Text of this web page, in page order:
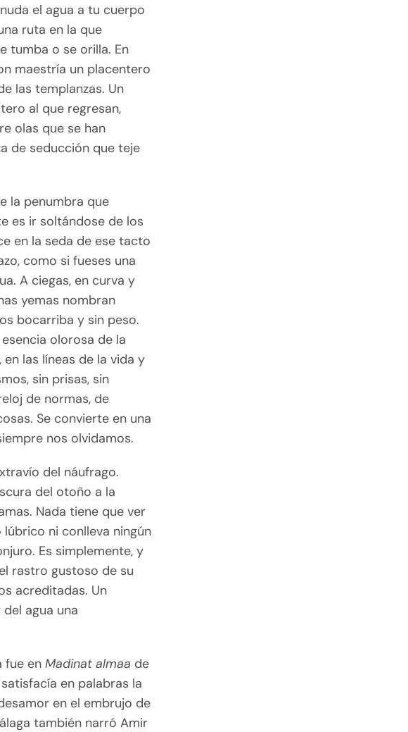
el agua a tu cuerpo
ruta en la que
tumba o se orilla. En
maestría un placentero
las templanzas. Un
al que regresan,
olas que se han
de seducción que teje
la penumbra que
es ir soltándose de los
en la seda de ese tacto
como si fueses una
A ciegas, en curva y
yemas nombran
bocarriba y sin peso.
olorosa de la
las líneas de la vida y
sin prisas, sin
de normas, de
Se convierte en una
nos olvidamos.
del náufrago.
del otoño a la
Nada tiene que ver
ni conlleva ningún
Es simplemente, y
rastro gustoso de su
acreditadas. Un
agua una
fue enMadinat almaa de
en palabras la
en el embrujo de
también narró Amir